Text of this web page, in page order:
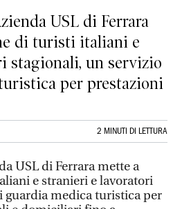
USL di Ferrara
di turisti italiani e
stagionali, un servizio
per prestazioni
2 MINUTI DI LETTURA
USL di Ferrara mette a
e stranieri e lavoratori
guardia medica turistica per